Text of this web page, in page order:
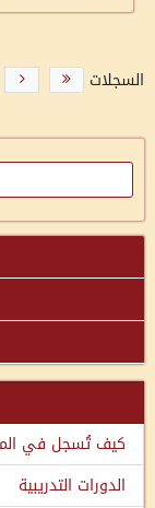
السجلات
كيف تُسجل في
الدورات التدريبية